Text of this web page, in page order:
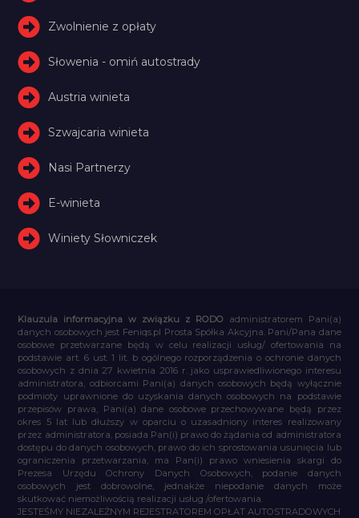
Zwolnienie z opłaty
Słowenia - omiń autostrady
Austria winieta
Szwajcaria winieta
Nasi Partnerzy
E-winieta
Winiety Słowniczek
Klauzula informacyjna w związku z RODO administratorem Pani(a)
danych osobowych jest Feniqs.pl Prosta Spółka Akcyjna. Pani/Pana dane
osobowe przetwarzane będą w celu realizacji usług/ ofertowania na
podstawie art. 6 ust. 1 lit. b ogólnego rozporządzenia o ochronie danych
osobowych z dnia 27 kwietnia 2016 r. jako usprawiedliwionego interesu
administratora, odbiorcami Pani(a) danych osobowych będą wyłącznie
podmioty uprawnione do uzyskania danych osobowych na podstawie
przepisów prawa, Pani(a) dane osobowe przechowywane będą przez
okres 5 lat lub dłuższy w oparciu o uzasadniony interes realizowany
przez administratora, posiada Pan(i) prawo do żądania od administratora
dostępu do danych osobowych, prawo do ich sprostowania usunięcia lub
ograniczenia przetwarzania, ma Pan(i) prawo wniesienia skargi do
Prezesa Urzędu Ochrony Danych Osobowych, podanie danych
osobowych jest dobrowolne, jednakże niepodanie danych może
skutkować niemożliwością realizacji usług /ofertowania.
JESTEŚMY NIEZALEŻNYM REJESTRATOREM OPŁAT AUTOSTRADOWYCH